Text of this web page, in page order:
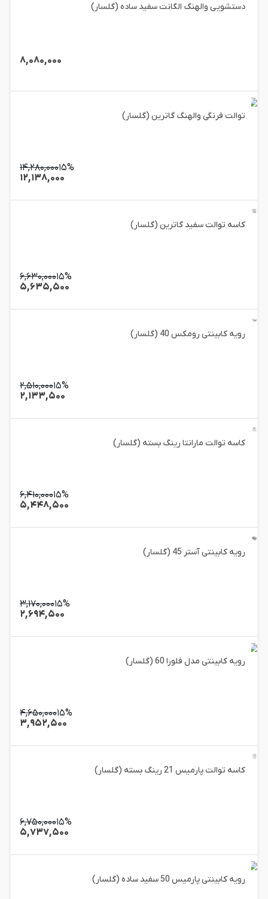
دستشویی والهنگ الگانت سفید ساده (گلسار)
۸,۰۸۰,۰۰۰
توالت فرنگی والهنگ گاترین (گلسار)
۱۴,۲۸۰,۰۰۰۱۵%
۱۲,۱۳۸,۰۰۰
کاسه توالت سفید گاترین (گلسار)
۶,۶۳۰,۰۰۰۱۵%
۵,۶۳۵,۵۰۰
رویه کابینتی رومکس 40 (گلسار)
۲,۵۱۰,۰۰۰۱۵%
۲,۱۳۳,۵۰۰
کاسه توالت مارانتا رینگ بسته (گلسار)
۶,۴۱۰,۰۰۰۱۵%
۵,۴۴۸,۵۰۰
رویه کابینتی آستر 45 (گلسار)
۳,۱۷۰,۰۰۰۱۵%
۲,۶۹۴,۵۰۰
رویه کابینتی مدل فلورا 60 (گلسار)
۴,۶۵۰,۰۰۰۱۵%
۳,۹۵۲,۵۰۰
کاسه توالت پارمیس 21 رینگ بسته (گلسار)
۶,۷۵۰,۰۰۰۱۵%
۵,۷۳۷,۵۰۰
رویه کابینتی پارمیس 50 سفید ساده (گلسار)